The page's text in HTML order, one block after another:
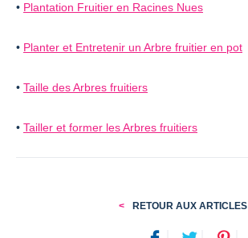
• Plantation Fruitier en Racines Nues
• Planter et Entretenir un Arbre fruitier en pot
• Taille des Arbres fruitiers
• Tailler et former les Arbres fruitiers
RETOUR AUX ARTICLES